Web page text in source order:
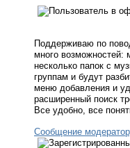
Поддерживаю по
много возможностей:
несколько папок с
группам и будут
меню добавления и
расширенный поиск
Все удобно, все
Сообщение